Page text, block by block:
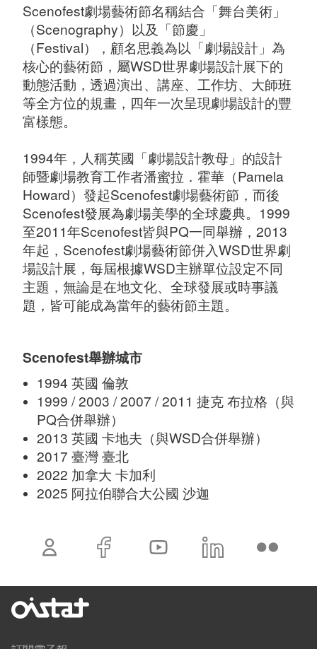
Scenofest劇場藝術節名稱結合「舞台美術」
（Scenography）以及「節慶」
（Festival），顧名思義為以「劇場設計」為
核心的藝術節，屬WSD世界劇場設計展下的
動態活動，透過演出、講座、工作坊、大師班
等全方位的規畫，四年一次呈現劇場設計的豐
富樣態。
1994年，人稱英國「劇場設計教母」的設計
師暨劇場教育工作者潘蜜拉．霍華（Pamela
Howard）發起Scenofest劇場藝術節，而後
Scenofest發展為劇場美學的全球慶典。1999
至2011年Scenofest皆與PQ一同舉辦，2013
年起，Scenofest劇場藝術節併入WSD世界劇
場設計展，每屆根據WSD主辦單位設定不同
主題，無論是在地文化、全球發展或時事議
題，皆可能成為當年的藝術節主題。
Scenofest舉辦城市
1994 英國 倫敦
1999 / 2003 / 2007 / 2011 捷克 布拉格（與
PQ合併舉辦）
2013 英國 卡地夫（與WSD合併舉辦）
2017 臺灣 臺北
2022 加拿大 卡加利
2025 阿拉伯聯合大公國 沙迦